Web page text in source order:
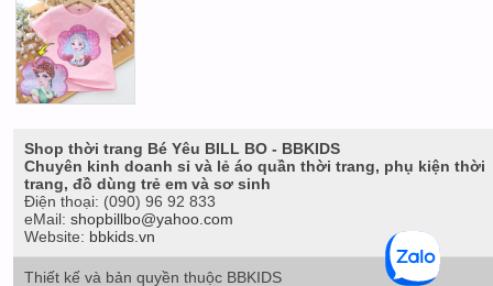
Shop thời trang Bé Yêu BILL BO - BBKIDS
Chuyên kinh doanh sỉ và lẻ áo quần thời trang, phụ kiện thời
trang, đồ dùng trẻ em và sơ sinh
Điện thoại: (090) 96 92 833
eMail: shopbillbo@yahoo.com
Website: bbkids.vn
Thiết kế và bản quyền thuộc BBKIDS